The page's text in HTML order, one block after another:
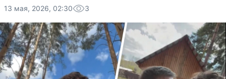
13 мая, 2026, 02:30 3